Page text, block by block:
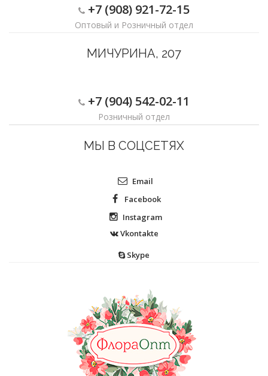
+7 (908) 921-72-15
Оптовый и Розничный отдел
МИЧУРИНА, 207
+7 (904) 542-02-11
Розничный отдел
МЫ В СОЦСЕТЯХ
Email
Facebook
Instagram
Vkontakte
Skype